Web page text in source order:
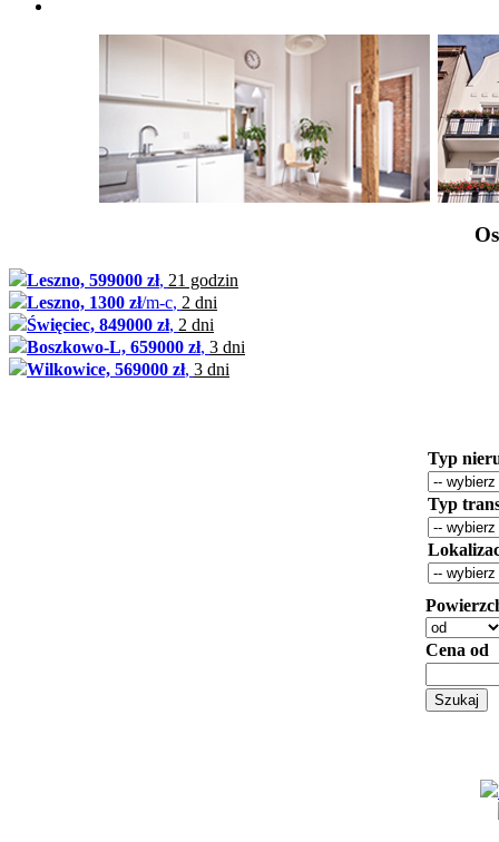
Leszno, 599000 zł, 21 godzin
Leszno, 1300 zł/m-c, 2 dni
Święciec, 849000 zł, 2 dni
Boszkowo-L, 659000 zł, 3 dni
Wilkowice, 569000 zł, 3 dni
Typ
Typ
Cena od